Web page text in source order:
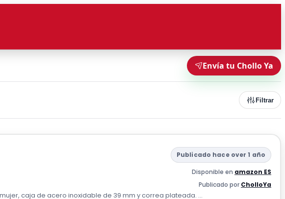
Envía tu Chollo Ya
Filtrar
Publicado hace over 1 año
Disponible en amazon ES
Publicado por CholloYa
caja de acero inoxidable de 39 mm y correa plateada. ...